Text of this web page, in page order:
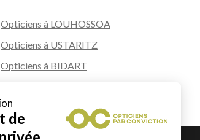
Opticiens à LOUHOSSOA
Opticiens à USTARITZ
Opticiens à BIDART